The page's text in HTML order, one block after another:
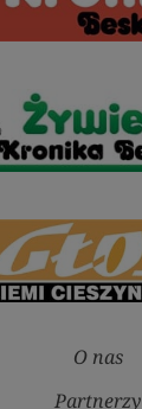
O nas
Partnerzy